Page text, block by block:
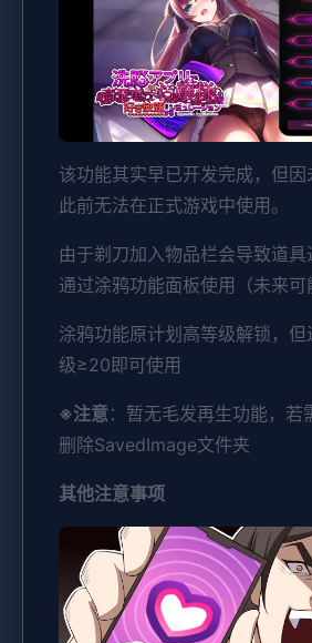
该功能其实早已开发完成，但因
此前无法在正式游戏中使用。
由于剃刀加入物品栏会导致道
通过涂鸦功能面板使用（未来可
涂鸦功能原计划高等级解锁，
级≥20即可使用
※注意：暂无毛发再生功能，若
删除SavedImage文件夹
其他注意事项